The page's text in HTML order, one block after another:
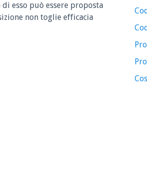
esso può essere proposta
non toglie efficacia